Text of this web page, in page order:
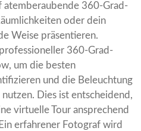
360-Grad-
oder dein
Weise präsentieren.
360-Grad-
um die besten
und die Beleuchtung
Dies ist entscheidend,
virtuelle Tour ansprechend
erfahrener Fotograf wird